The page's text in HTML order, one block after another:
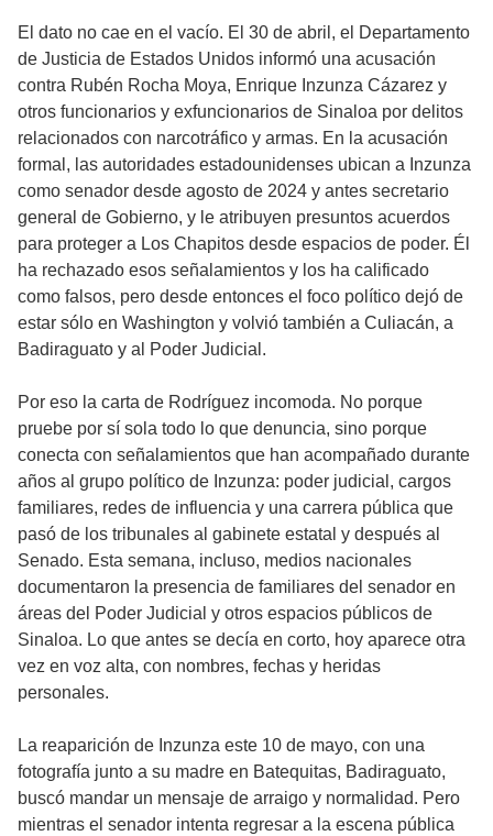
El dato no cae en el vacío. El 30 de abril, el Departamento
de Justicia de Estados Unidos informó una acusación
contra Rubén Rocha Moya, Enrique Inzunza Cázarez y
otros funcionarios y exfuncionarios de Sinaloa por delitos
relacionados con narcotráfico y armas. En la acusación
formal, las autoridades estadounidenses ubican a Inzunza
como senador desde agosto de 2024 y antes secretario
general de Gobierno, y le atribuyen presuntos acuerdos
para proteger a Los Chapitos desde espacios de poder. Él
ha rechazado esos señalamientos y los ha calificado
como falsos, pero desde entonces el foco político dejó de
estar sólo en Washington y volvió también a Culiacán, a
Badiraguato y al Poder Judicial.
Por eso la carta de Rodríguez incomoda. No porque
pruebe por sí sola todo lo que denuncia, sino porque
conecta con señalamientos que han acompañado durante
años al grupo político de Inzunza: poder judicial, cargos
familiares, redes de influencia y una carrera pública que
pasó de los tribunales al gabinete estatal y después al
Senado. Esta semana, incluso, medios nacionales
documentaron la presencia de familiares del senador en
áreas del Poder Judicial y otros espacios públicos de
Sinaloa. Lo que antes se decía en corto, hoy aparece otra
vez en voz alta, con nombres, fechas y heridas
personales.
La reaparición de Inzunza este 10 de mayo, con una
fotografía junto a su madre en Batequitas, Badiraguato,
buscó mandar un mensaje de arraigo y normalidad. Pero
mientras el senador intenta regresar a la escena pública